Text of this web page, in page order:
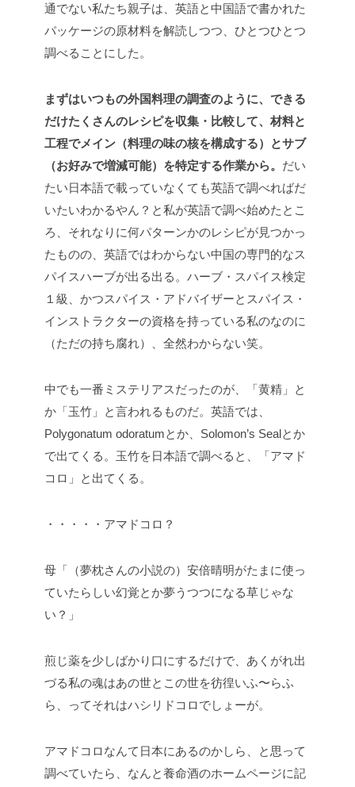
通でない私たち親子は、英語と中国語で書かれた
パッケージの原材料を解読しつつ、ひとつひとつ
調べることにした。
まずはいつもの外国料理の調査のように、できる
だけたくさんのレシピを収集・比較して、材料と
工程でメイン（料理の味の核を構成する）とサブ
（お好みで増減可能）を特定する作業から。 だい
たい日本語で載っていなくても英語で調べればだ
いたいわかるやん？と私が英語で調べ始めたとこ
ろ、それなりに何パターンかのレシピが見つかっ
たものの、英語ではわからない中国の専門的なス
パイスハーブが出る出る。ハーブ・スパイス検定
１級、かつスパイス・アドバイザーとスパイス・
インストラクターの資格を持っている私のなのに
（ただの持ち腐れ）、全然わからない笑。
中でも一番ミステリアスだったのが、「黄精」と
か「玉竹」と言われるものだ。英語では、
Polygonatum odoratumとか、Solomon’s Sealとか
で出てくる。玉竹を日本語で調べると、「アマド
コロ」と出てくる。
・・・・・アマドコロ？
母「（夢枕さんの小説の）安倍晴明がたまに使っ
ていたらしい幻覚とか夢うつつになる草じゃな
い？」
煎じ薬を少しばかり口にするだけで、あくがれ出
づる私の魂はあの世とこの世を彷徨いふ〜らふ
ら、ってそれはハシリドコロでしょーが。
アマドコロなんて日本にあるのかしら、と思って
調べていたら、なんと養命酒のホームページに記